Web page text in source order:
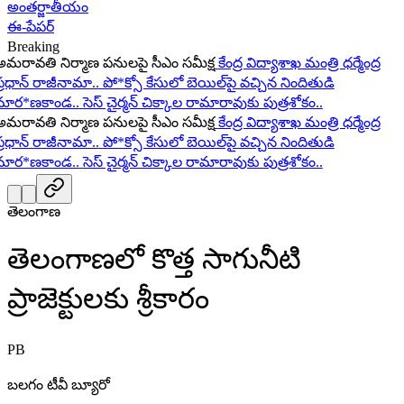
అంతర్జాతీయం
ఈ-పేపర్
Breaking
నిర్మాణ పనులపై సీఎం సమీక్ష కేంద్ర విద్యాశాఖ మంత్రి ధర్మేంద్ర
రాజీనామా.. పో*క్సో కేసులో బెయిల్‌పై వచ్చిన నిందితుడి
సెస్ చైర్మన్ చిక్కాల రామారావుకు పుత్రశోకం..
నిర్మాణ పనులపై సీఎం సమీక్ష కేంద్ర విద్యాశాఖ మంత్రి ధర్మేంద్ర
రాజీనామా.. పో*క్సో కేసులో బెయిల్‌పై వచ్చిన నిందితుడి
సెస్ చైర్మన్ చిక్కాల రామారావుకు పుత్రశోకం..
తెలంగాణ
తెలంగాణలో కొత్త సాగునీటి
ప్రాజెక్టులకు శ్రీకారం
PB
బలగం టీవీ బ్యూరో